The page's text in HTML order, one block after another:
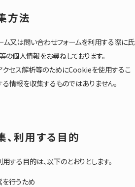
方法
ム又は問い合わせフォームを利用する際に氏
の個人情報をお尋ねしております。
クセス解析等のためにCookieを使用するこ
情報を収集するものではありません。
利用する目的
する目的は、以下のとおりとします。
行うため